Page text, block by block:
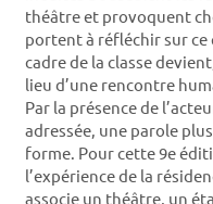
théâtre et provoquent
portent à réfléchir sur
cadre de la classe
lieu d’une rencontre
Par la présence de
adressée, une parole
forme. Pour cette 9e
l’expérience de la
associe un théâtre, un